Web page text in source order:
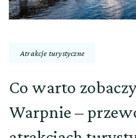
Atrakcje turystyczne
Co warto
Warpnie –